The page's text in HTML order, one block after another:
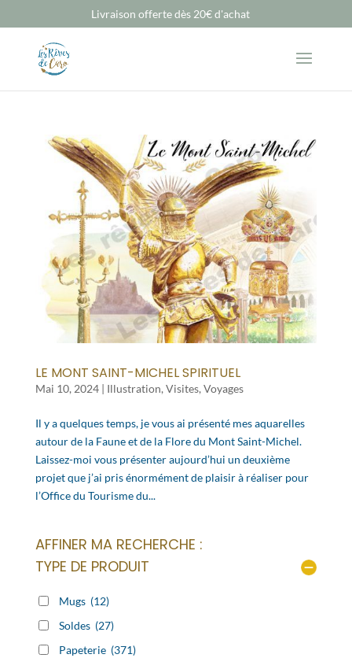
Livraison offerte dès 20€ d'achat
LE MONT SAINT-MICHEL SPIRITUEL
Mai 10, 2024| Illustration, Visites, Voyages
Il y a quelques temps, je vous ai présenté mes aquarelles
autour de la Faune et de la Flore du Mont Saint-Michel.
Laissez-moi vous présenter aujourd’hui un deuxième
projet que j’ai pris énormément de plaisir à réaliser pour
l’Office du Tourisme du...
AFFINER MA RECHERCHE :
TYPE DE PRODUIT
Mugs (12)
Soldes (27)
Papeterie (371)